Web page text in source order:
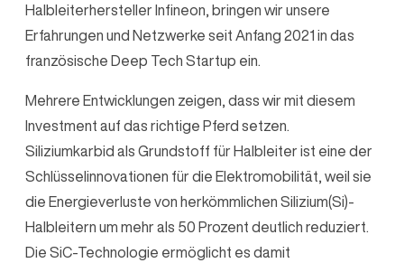
Halbleiterhersteller Infineon, bringen wir unsere
Erfahrungen und Netzwerke seit Anfang 2021 in das
französische Deep Tech Startup ein.
Mehrere Entwicklungen zeigen, dass wir mit diesem
Investment auf das richtige Pferd setzen.
Siliziumkarbid als Grundstoff für Halbleiter ist eine der
Schlüsselinnovationen für die Elektromobilität, weil sie
die Energieverluste von herkömmlichen Silizium(Si)-
Halbleitern um mehr als 50 Prozent deutlich reduziert.
Die SiC-Technologie ermöglicht es damit